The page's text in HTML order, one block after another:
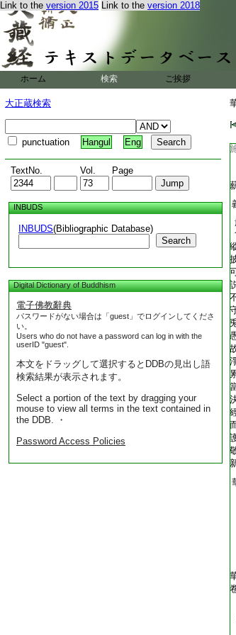
Link to the version 2015 Link to the version 2018
ホーム 検索 ご挨拶
大正蔵検索
punctuation Hangul Eng
TextNo. Vol. Page
INBUDS
INBUDS(Bibliographic Database)
Search
Digital Dictionary of Buddhism
電子佛教辭典
パスワードがない場合は「guest」でログインしてくださ
い。
Users who do not have a password can log in with the
userID "guest".
本文をドラッグして選択するとDDBの見出し語
検索結果が表示されます。
Select a portion of the text by dragging your
mouse to view all terms in the text contained in
the DDB. ・
Password Access Policies